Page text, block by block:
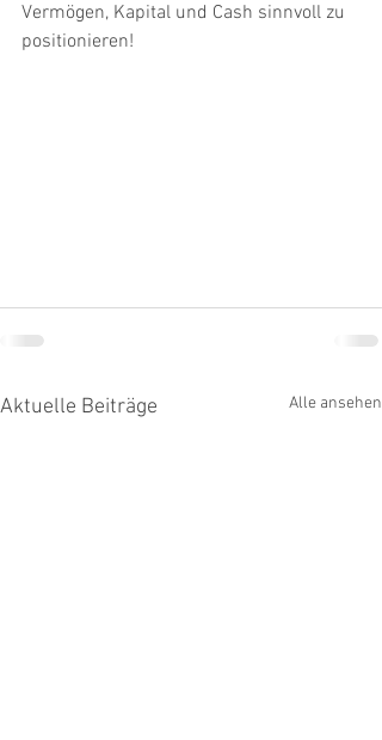
Vermögen, Kapital und Cash sinnvoll zu
positionieren!
Aktuelle Beiträge Alle ansehen